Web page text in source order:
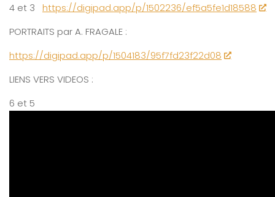
4 et 3 https://digipad.app/p/1502236/ef5a5fe1d18588
PORTRAITS par A. FRAGALE :
https://digipad.app/p/1504183/95f7fd23f22d08
LIENS VERS VIDEOS :
6 et 5